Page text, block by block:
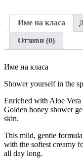
Име на класа
Отзиви (0)
Име на класа
Shower yourself in the
Enriched with Aloe Vera
Golden honey shower
skin.
This mild, gentle
with the softest creamy
all day long.